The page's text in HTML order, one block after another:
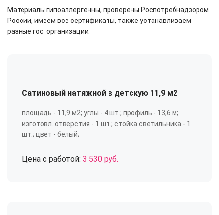
Материалы гипоаллергенны, проверены Роспотребнадзором
России, имеем все сертификаты, также устанавливаем
разные гос. организации.
Сатиновый натяжной в детскую 11,9 м2
площадь - 11,9 м2; углы - 4 шт.; профиль - 13,6 м;
изготовл. отверстия - 1 шт.; стойка светильника - 1
шт.; цвет - белый;
Цена с работой: 3 530 руб.